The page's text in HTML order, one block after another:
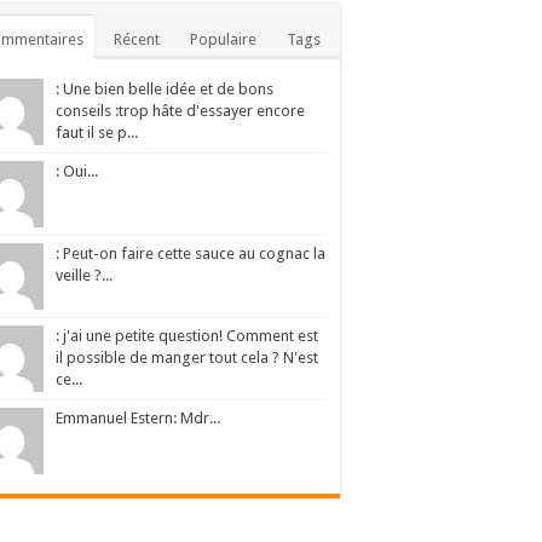
Récent Populaire Tags
: Une bien belle idée et de bons
conseils :trop hâte d'essayer encore
faut il se p...
: Oui...
: Peut-on faire cette sauce au cognac la
veille ?...
: j'ai une petite question! Comment est
il possible de manger tout cela ? N'est
ce...
Emmanuel Estern: Mdr...